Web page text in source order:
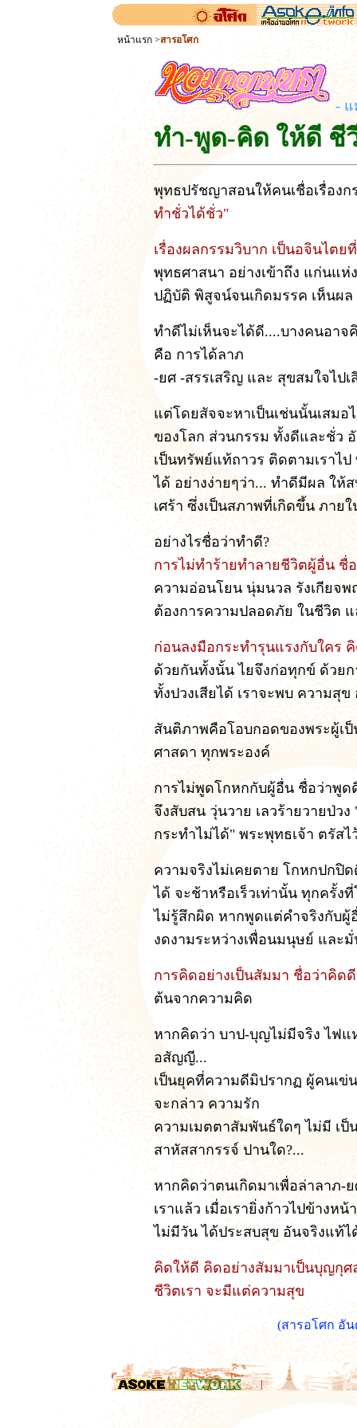
หน้าแรก >สารอโศก
- แ
ทำ-พูด-คิด ให้ดี ชี
พุทธปรัชญาสอนให้คนเชื่อเรื่อง
ทำชั่วได้ชั่ว"
เรื่องผลกรรมวิบาก เป็นอจินไต
พุทธศาสนา อย่างเข้าถึง แก่นแ
ปฏิบัติ พิสูจน์จนเกิดมรรค เห็นผ
ทำดีไม่เห็นจะได้ดี....บางคนอาจ
คือ การได้ลาภ
-ยศ -สรรเสริญ และ สุขสมใจไปเ
แต่โดยสัจจะหาเป็นเช่นนั้นเสม
ของโลก ส่วนกรรม ทั้งดีและชั่ว
เป็นทรัพย์แท้ถาวร ติดตามเราไ
ได้ อย่างง่ายๆว่า... ทำดีมีผล ให้
เศร้า ซึ่งเป็นสภาพที่เกิดขึ้น ภาย
อย่างไรชื่อว่าทำดี?
การไม่ทำร้ายทำลายชีวิตผู้อื่น ชื่
ความอ่อนโยน นุ่มนวล รังเกียจ
ต้องการความปลอดภัย ในชีวิต
ก่อนลงมือกระทำรุนแรงกับใคร
ด้วยกันทั้งนั้น ไยจึงก่อทุกข์ ด้วย
ทั้งปวงเสียได้ เราจะพบ ความสุ
สันติภาพคือโอบกอดของพระผู้เ
ศาสดา ทุกพระองค์
การไม่พูดโกหกกับผู้อื่น ชื่อว่าพูด
จึงสับสน วุ่นวาย เลวร้ายวายป่ว
กระทำไม่ได้" พระพุทธเจ้า ตรัสไ
ความจริงไม่เคยตาย โกหกปกปิ
ได้ จะช้าหรือเร็วเท่านั้น ทุกครั้ง
ไม่รู้สึกผิด หากพูดแต่คำจริงกับผู้
งดงามระหว่างเพื่อนมนุษย์ และ
การคิดอย่างเป็นสัมมา ชื่อว่าคิด
ต้นจากความคิด
หากคิดว่า บาป-บุญไม่มีจริง ไฟแ
อสัญญี...
เป็นยุคที่ความดีมิปรากฏ ผู้คนเข่
จะกล่าว ความรัก
ความเมตตาสัมพันธ์ใดๆ ไม่มี เ
สาหัสสากรรจ์ ปานใด?...
หากคิดว่าตนเกิดมาเพื่อล่าลาภ-
เราแล้ว เมื่อเรายิ่งก้าวไปข้าง
ไม่มีวัน ได้ประสบสุข อันจริงแท้ไ
คิดให้ดี คิดอย่างสัมมาเป็นบุญกุ
ชีวิตเรา จะมีแต่ความสุข
(สารอโศก อั
.|